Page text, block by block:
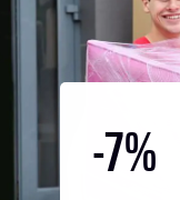
-7%